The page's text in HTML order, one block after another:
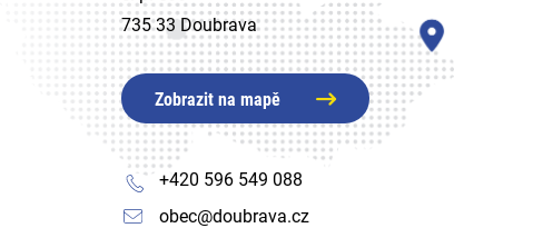
735 33 Doubrava
Zobrazit na mapě
+420 596 549 088
obec@doubrava.cz